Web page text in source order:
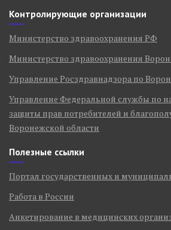
Контролирующие организации
Министерство здравоохранения РФ
Министерство здравоохранения
Управление Росздравнадзора по
Управление Федеральной службы по
защиты прав потребителей и
Воронежской области
Полезные ссылки
Портал государственных и
Работа в России
Анкетирование в медицинских